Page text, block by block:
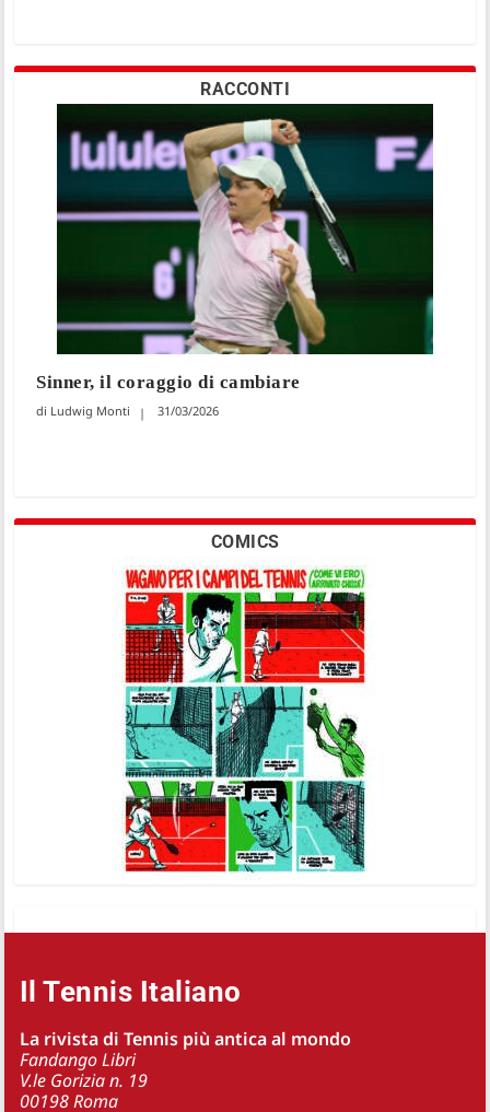
RACCONTI
Sinner, il coraggio di cambiare
Ludwig Monti 31/03/2026
COMICS
Il Tennis Italiano
La rivista di Tennis più antica al mondo
Fandango Libri
V.le Gorizia n. 19
00198 Roma